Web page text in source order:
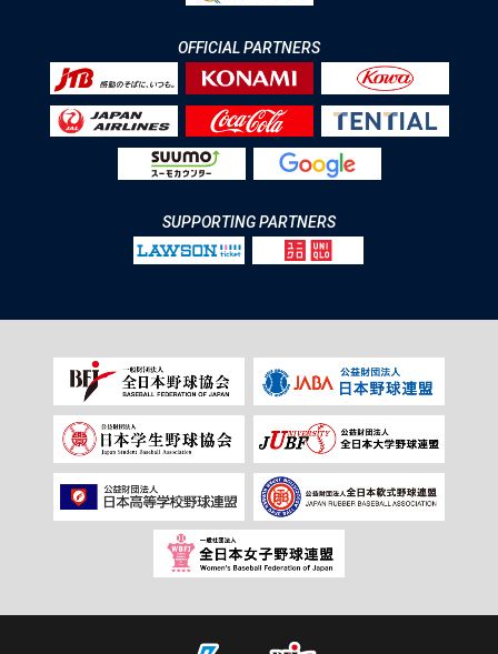
OFFICIAL PARTNERS
SUPPORTING PARTNERS